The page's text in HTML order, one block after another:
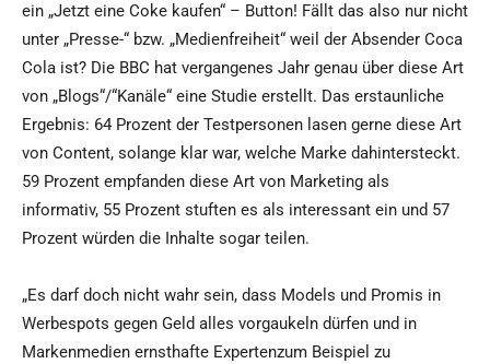
ein „Jetzt eine Coke kaufen“ – Button! Fällt das also nur nicht
unter „Presse-“ bzw. „Medienfreiheit“ weil der Absender Coca
Cola ist? Die BBC hat vergangenes Jahr genau über diese Art
von „Blogs“/“Kanäle“ eine Studie erstellt. Das erstaunliche
Ergebnis: 64 Prozent der Testpersonen lasen gerne diese Art
von Content, solange klar war, welche Marke dahintersteckt.
59 Prozent empfanden diese Art von Marketing als
informativ, 55 Prozent stuften es als interessant ein und 57
Prozent würden die Inhalte sogar teilen.
„Es darf doch nicht wahr sein, dass Models und Promis in
Werbespots gegen Geld alles vorgaukeln dürfen und in
Markenmedien ernsthafte Expertenzum Beispiel zu